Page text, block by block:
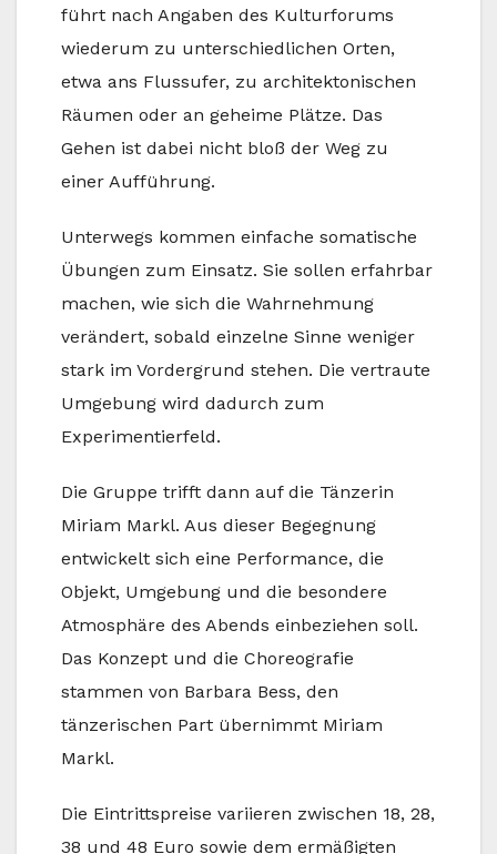
führt nach Angaben des Kulturforums
wiederum zu unterschiedlichen Orten,
etwa ans Flussufer, zu architektonischen
Räumen oder an geheime Plätze. Das
Gehen ist dabei nicht bloß der Weg zu
einer Aufführung.
Unterwegs kommen einfache somatische
Übungen zum Einsatz. Sie sollen erfahrbar
machen, wie sich die Wahrnehmung
verändert, sobald einzelne Sinne weniger
stark im Vordergrund stehen. Die vertraute
Umgebung wird dadurch zum
Experimentierfeld.
Die Gruppe trifft dann auf die Tänzerin
Miriam Markl. Aus dieser Begegnung
entwickelt sich eine Performance, die
Objekt, Umgebung und die besondere
Atmosphäre des Abends einbeziehen soll.
Das Konzept und die Choreografie
stammen von Barbara Bess, den
tänzerischen Part übernimmt Miriam
Markl.
Die Eintrittspreise variieren zwischen 18, 28,
38 und 48 Euro sowie dem ermäßigten